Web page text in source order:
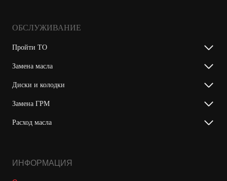
ОБСЛУЖИВАНИЕ
Пройти ТО
Замена масла
Диски и колодки
Замена ГРМ
Расход масла
ИНФОРМАЦИЯ